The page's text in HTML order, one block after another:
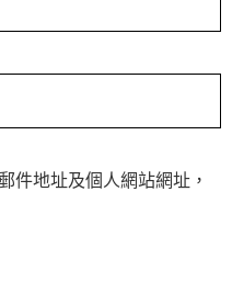
件地址及個人網站網址，